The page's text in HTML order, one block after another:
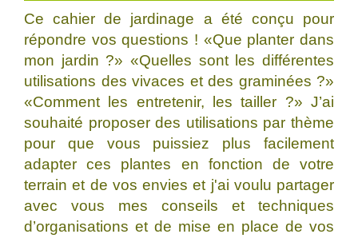
Ce cahier de jardinage a été conçu pour
répondre vos questions ! «Que planter dans
mon jardin ?» «Quelles sont les différentes
utilisations des vivaces et des graminées ?»
«Comment les entretenir, les tailler ?» J’ai
souhaité proposer des utilisations par thème
pour que vous puissiez plus facilement
adapter ces plantes en fonction de votre
terrain et de vos envies et j'ai voulu partager
avec vous mes conseils et techniques
d’organisations et de mise en place de vos